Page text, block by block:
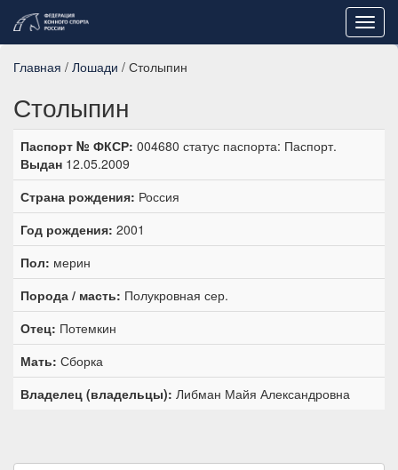
Главная / Лошади / Столыпин
Столыпин
Паспорт № ФКСР: 004680 статус паспорта: Паспорт.
Выдан 12.05.2009
Страна рождения: Россия
Год рождения: 2001
Пол: мерин
Порода / масть: Полукровная сер.
Отец: Потемкин
Мать: Сборка
Владелец (владельцы): Либман Майя Александровна